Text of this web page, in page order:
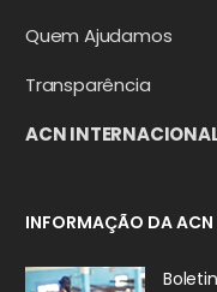
Quem Ajudamos
Transparência
ACN
INFORMAÇÃO DA ACN